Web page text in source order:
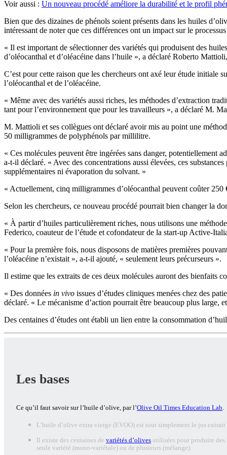
Voir aussi : Un nouveau procédé améliore la durabilité et le profil
Bien que des dizaines de phénols soient présents dans les huiles
intéressant de noter que ces différences ont un impact sur le
« Il est important de sélectionner des variétés qui produisent des
d’oléocanthal et d’oléacéine dans l’huile », a déclaré Roberto
C’est pour cette raison que les chercheurs ont axé leur étude initiale
l’oléocanthal et de l’oléacéine.
« Même avec des variétés aussi riches, les méthodes d’extraction
tant pour l’environnement que pour les travailleurs », a déclaré M.
M. Mattioli et ses collègues ont déclaré avoir mis au point une
50 milligrammes de polyphénols par millilitre.
« Ces molécules peuvent être ingérées sans danger, potentiellement
a-t-il déclaré. « Avec des concentrations aussi élevées, ces
supplémentaires ni évaporation du solvant. »
« Actuellement, cinq milligrammes d’oléocanthal peuvent coûter
Selon les chercheurs, ce nouveau procédé pourrait bien changer la
« À partir d’huiles particulièrement riches, nous utilisons une
Federico, coauteur de l’étude et cofondateur de la start-up Active-
« Pour la première fois, nous disposons de matières premières
l’oléacéine n’existait », a-t-il ajouté, « seulement leurs précurseurs ».
Il estime que les extraits de ces deux molécules auront des bienfaits
« Des données in vivo issues d’études cliniques menées chez des
déclaré. « Le mécanisme d’action pourrait être beaucoup plus large,
Des centaines d’études ont établi un lien entre la consommation
Les bases
Ce qu’il faut savoir sur l’huile d’olive, par l’Olive Oil Times Education Lab
L’huile d’olive extra vierge (EVOO) est tout simplement le jus
Il existe des centaines de variétés d’olives utilisées pour produire
seule variété (mono-variétale) ou de plusieurs (mélange).